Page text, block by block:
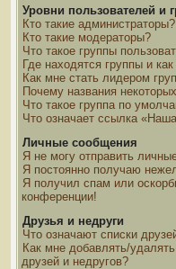
Уровни пользователей и
Кто такие администраторы?
Кто такие модераторы?
Что такое группы
Где находятся группы и
Как мне стать лидером
Почему названия
Что такое группа по
Что означает ссылка
Личные сообщения
Я не могу отправить
Я постоянно получаю
Я получил спам или
конференции!
Друзья и недруги
Что означают списки
Как мне добавлять/
друзей и недругов?